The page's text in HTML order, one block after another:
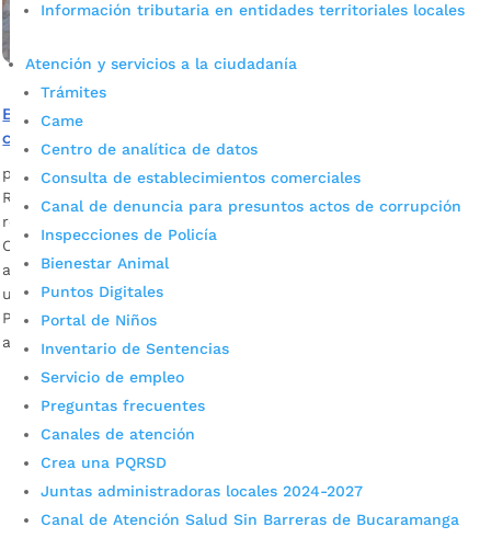
Información tributaria en entidades territoriales locales
Atención y servicios a la ciudadanía
Trámites
Came
Centro de analítica de datos
Consulta de establecimientos comerciales
Canal de denuncia para presuntos actos de corrupción
Inspecciones de Policía
Bienestar Animal
Puntos Digitales
Portal de Niños
Inventario de Sentencias
Servicio de empleo
Preguntas frecuentes
Canales de atención
Crea una PQRSD
Juntas administradoras locales 2024-2027
Canal de Atención Salud Sin Barreras de Bucaramanga
Bomberos de Bucaramanga, héroes durante la
contingencia por el Covid-19
por Alcaldía de Bucaramanga|Mar 31, 2020|Noticias
Recuerde que está a disposición la línea telefónica 119 para
reportar cualquier emergencia o novedad. Diego Rodríguez
Ortiz, director de Bomberos de Bucaramanga Descargar
audio En la ciudad existen cuatro estaciones de operación
ubicadas en sectores como el Centro, Chimitá, Mutualidad y
Provenza. Son cerca de 75 personas quienes brindan un
aporte vital ante la […]